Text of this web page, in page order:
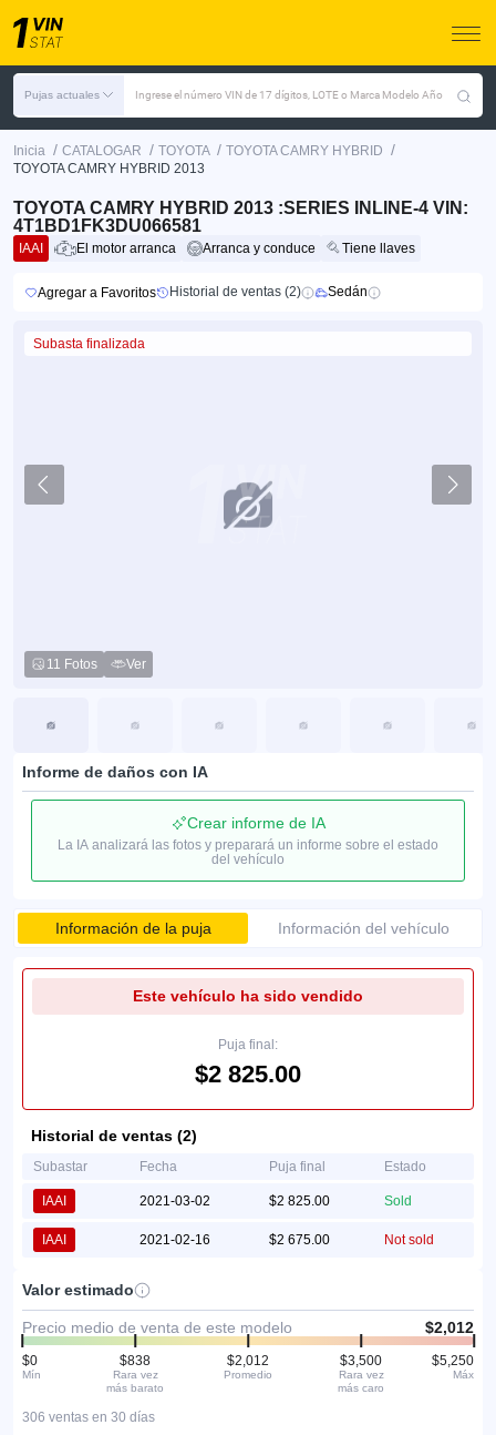
Pujas actuales Ingrese el número VIN de 17 dígitos, LOTE o Marca Modelo Año
Inicia / CATALOGAR / TOYOTA / TOYOTA CAMRY HYBRID /
TOYOTA CAMRY HYBRID 2013
TOYOTA CAMRY HYBRID 2013 :SERIES INLINE-4 VIN:
4T1BD1FK3DU066581
IAAI El motor arranca Arranca y conduce Tiene llaves
Agregar a Favoritos Historial de ventas (2) Sedán
Subasta finalizada
11 Fotos Ver
Informe de daños con IA
Crear informe de IA
La IA analizará las fotos y preparará un informe sobre el estado
del vehículo
Información de la puja Información del vehículo
Este vehículo ha sido vendido
Puja final:
$2 825.00
Historial de ventas (2)
Subastar Fecha Puja final Estado
IAAI 2021-03-02 $2 825.00 Sold
IAAI 2021-02-16 $2 675.00 Not sold
Valor estimado
Precio medio de venta de este modelo $2,012
$0
Mín
$838
Rara vez
más barato
$2,012
Promedio
$3,500
Rara vez
más caro
$5,250
Máx
306 ventas en 30 días